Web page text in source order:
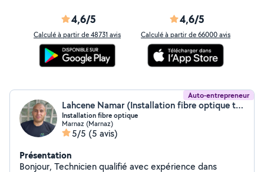
4,6/5
Calculé à partir de 48731 avis
4,6/5
Calculé à partir de 66000 avis
Auto-entrepreneur
Lahcene Namar (Installation fibre optique travaux complexe)
Installation fibre optique
Marnaz (Marnaz)
5/5 (5 avis)
Présentation
Bonjour, Technicien qualifié avec expérience dans